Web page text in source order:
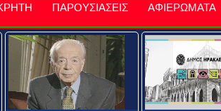
ΠΑΡΟΥΣΙΑΣΕΙΣ ΑΦΙΕΡΩΜΑΤΑ